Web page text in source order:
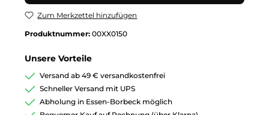
Zum Merkzettel hinzufügen
Produktnummer: 00XX0150
Unsere Vorteile
Versand ab 49 € versandkostenfrei
Schneller Versand mit UPS
Abholung in Essen-Borbeck möglich